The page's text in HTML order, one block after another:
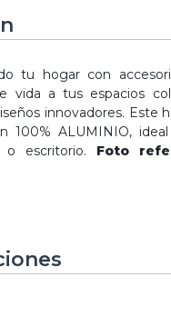
tu hogar con
vida a tus espacios
innovadores. Este
100% ALUMINIO,
o escritorio. Foto